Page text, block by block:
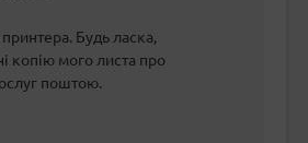
Будь ласка,
копію мого листа про
поштою.